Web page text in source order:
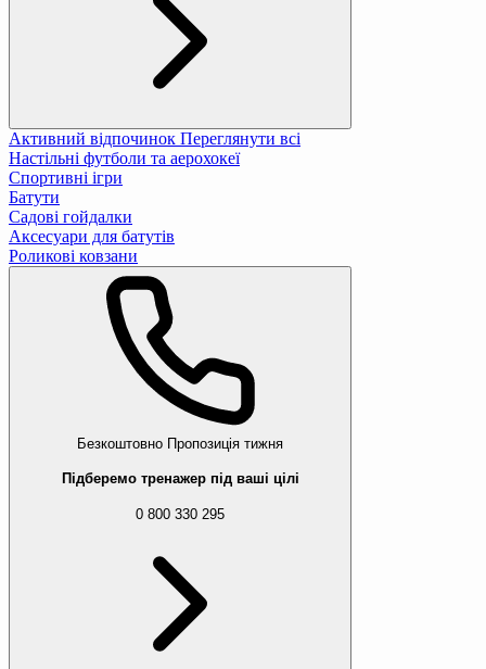
Активний відпочинок Переглянути всі
Настільні футболи та аерохокеї
Спортивні ігри
Батути
Садові гойдалки
Аксесуари для батутів
Роликові ковзани
Безкоштовно Пропозиція тижня
Підберемо тренажер під ваші цілі
0 800 330 295